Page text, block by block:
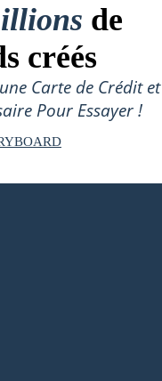
de
créés
Carte de Crédit et
Pour Essayer !